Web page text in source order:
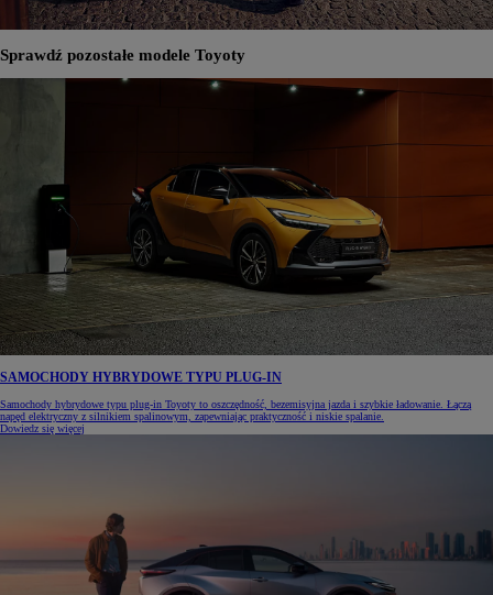
Sprawdź pozostałe modele Toyoty
SAMOCHODY HYBRYDOWE TYPU PLUG-IN
Samochody hybrydowe typu plug-in Toyoty to oszczędność, bezemisyjna jazda i szybkie ładowanie. Łączą
napęd elektryczny z silnikiem spalinowym, zapewniając praktyczność i niskie spalanie.
Dowiedz się więcej